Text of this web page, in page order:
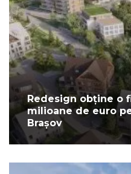
Redesign obține o
milioane de euro
Brașov